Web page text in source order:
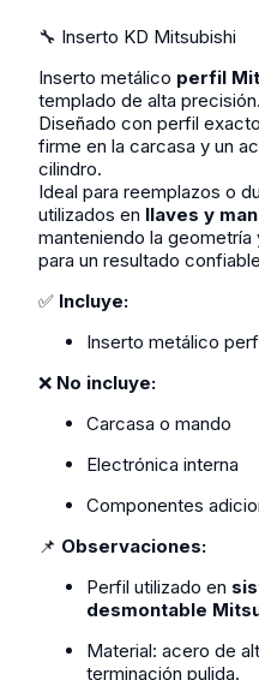
🔧 Inserto KD Mitsubishi
Inserto metálico perfil
templado de alta precisión.
Diseñado con perfil
firme en la carcasa y un
cilindro.
Ideal para reemplazos o
utilizados en llaves y
manteniendo la
para un resultado
✅ Incluye:
Inserto metálico
❌ No incluye:
Carcasa o mando
Electrónica interna
Componentes
📌 Observaciones:
Perfil utilizado en
desmontable
Material: acero de
terminación pulida.